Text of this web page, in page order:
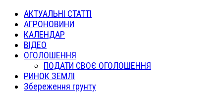
АКТУАЛЬНІ СТАТТІ
АГРОНОВИНИ
КАЛЕНДАР
ВІДЕО
ОГОЛОШЕННЯ
ПОДАТИ СВОЄ ОГОЛОШЕННЯ
РИНОК ЗЕМЛІ
Збереження грунту